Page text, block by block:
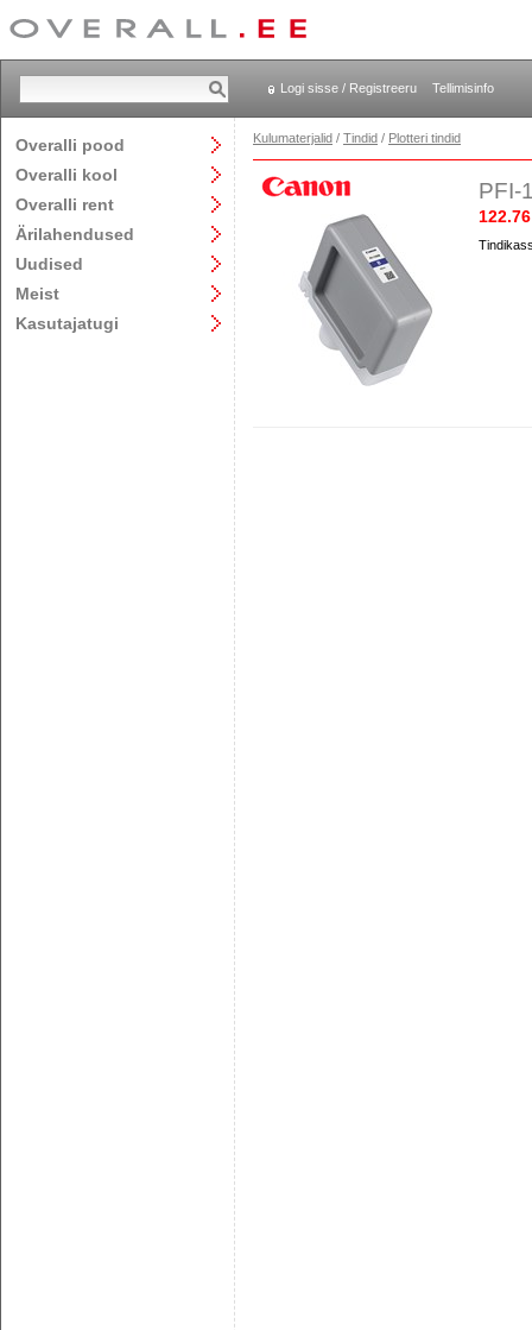
Logi sisse / Registreeru Tellimisinfo
Overalli pood
Overalli kool
Overalli rent
Ärilahendused
Uudised
Meist
Kasutajatugi
Kulumaterjalid / Tindid / Plotteri tindid
PFI-